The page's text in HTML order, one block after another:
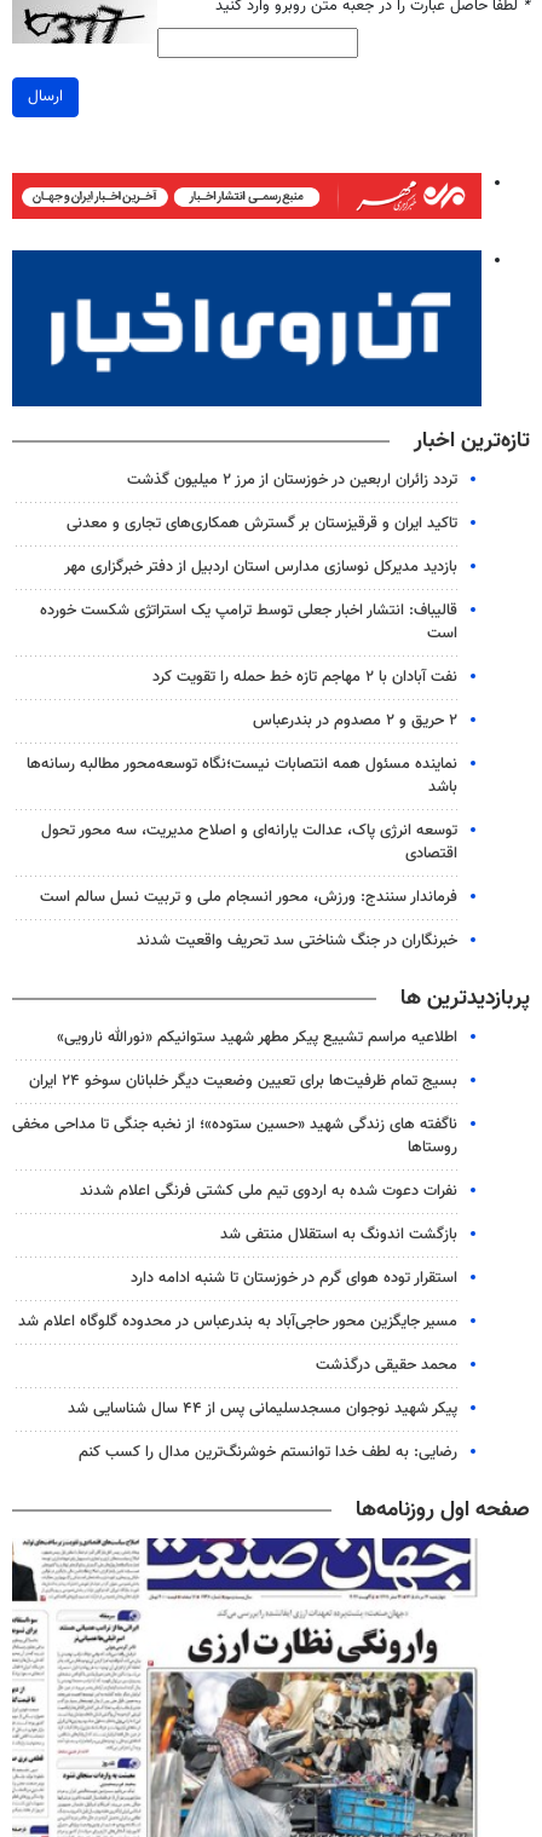
* لطفا حاصل عبارت را در جعبه متن روبرو وارد کنید
ارسال
تازه‌ترین اخبار
تردد زائران اربعین در خوزستان از مرز ۲ میلیون گذشت
تاکید ایران و قرقیزستان بر گسترش همکاری‌های تجاری و معدنی
بازدید مدیرکل نوسازی مدارس استان اردبیل از دفتر خبرگزاری مهر
قالیباف: انتشار اخبار جعلی توسط ترامپ یک استراتژی شکست خورده
است
نفت آبادان با ۲ مهاجم تازه خط حمله را تقویت کرد
۲ حریق و ۲ مصدوم در بندرعباس
نماینده مسئول همه انتصابات نیست؛نگاه توسعه‌محور مطالبه رسانه‌ها
باشد
توسعه انرژی پاک، عدالت یارانه‌ای و اصلاح مدیریت، سه محور تحول
اقتصادی
فرماندار سنندج: ورزش، محور انسجام ملی و تربیت نسل سالم است
خبرنگاران در جنگ شناختی سد تحریف واقعیت شدند
پربازدیدترین ها
اطلاعیه مراسم تشییع پیکر مطهر شهید ستوانیکم «نورالله نارویی»
بسیج تمام ظرفیت‌ها برای تعیین وضعیت دیگر خلبانان سوخو ۲۴ ایران
ناگفته های زندگی شهید «حسین ستوده»؛ از نخبه جنگی تا مداحی مخفی
روستاها
نفرات دعوت شده به اردوی تیم ملی کشتی فرنگی اعلام شدند
بازگشت اندونگ به استقلال منتفی شد
استقرار توده هوای گرم در خوزستان تا شنبه ادامه دارد
مسیر جایگزین محور حاجی‌آباد به بندرعباس در محدوده گلوگاه اعلام شد
محمد حقیقی درگذشت
پیکر شهید نوجوان مسجدسلیمانی پس از ۴۴ سال شناسایی شد
رضایی: به لطف خدا توانستم خوشرنگ‌ترین مدال را کسب کنم
صفحه اول روزنامه‌ها